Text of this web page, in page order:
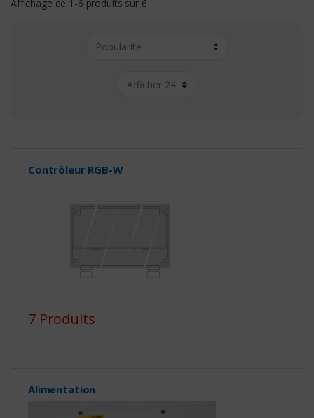
Affichage de 1-6 produits sur 6
Contrôleur RGB-W
7 Produits
Alimentation